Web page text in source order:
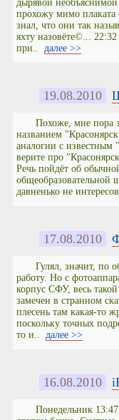
дырявой
прохожу мимо
знал, что они так
яхту назовёте©...
при.. далее >>
19.08.2010
Похоже, мне пора
названием
аналогии с известным
верите про
Речь пойдёт об
общеобразовательной
давненько не
17.08.2010
Гулял, значит, по
работу. Но с
корпус СФУ, весь
замечен в странном
плесень там какая-то
поскольку точных
то и.. далее >>
16.08.2010
Понедельник